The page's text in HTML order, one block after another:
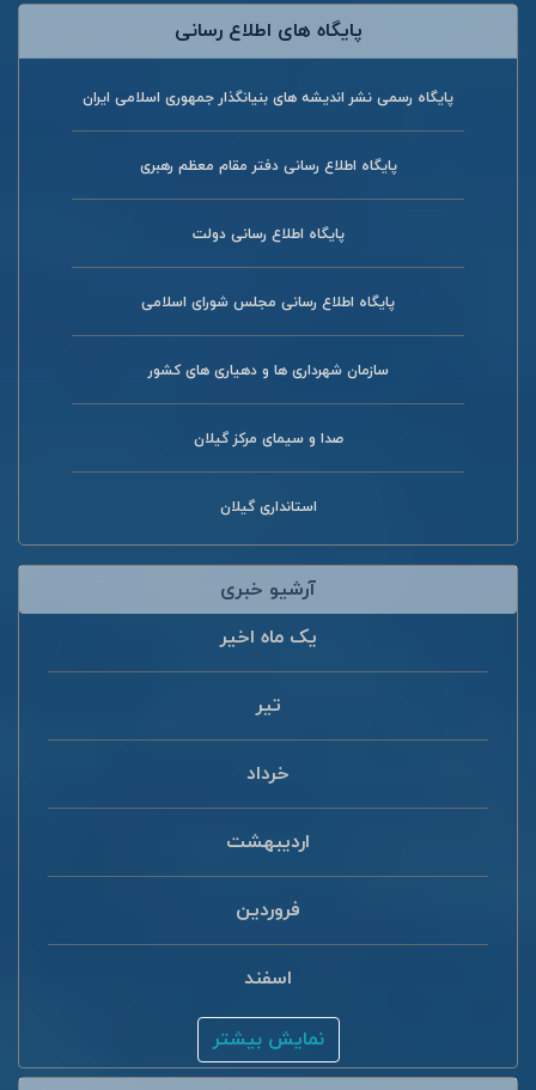
پایگاه های اطلاع رسانی
پایگاه رسمی نشر اندیشه های بنیانگذار جمهوری اسلامی ایران
پایگاه اطلاع رسانی دفتر مقام معظم رهبری
پایگاه اطلاع رسانی دولت
پایگاه اطلاع رسانی مجلس شورای اسلامی
سازمان شهرداری ها و دهیاری های کشور
صدا و سیمای مرکز گیلان
استانداری گیلان
آرشیو خبری
یک ماه اخیر
تیر
خرداد
اردیبهشت
فروردین
اسفند
نمایش بیشتر